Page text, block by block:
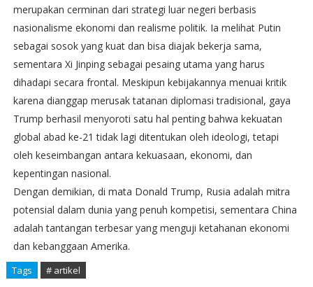
merupakan cerminan dari strategi luar negeri berbasis
nasionalisme ekonomi dan realisme politik. Ia melihat Putin
sebagai sosok yang kuat dan bisa diajak bekerja sama,
sementara Xi Jinping sebagai pesaing utama yang harus
dihadapi secara frontal. Meskipun kebijakannya menuai kritik
karena dianggap merusak tatanan diplomasi tradisional, gaya
Trump berhasil menyoroti satu hal penting bahwa kekuatan
global abad ke-21 tidak lagi ditentukan oleh ideologi, tetapi
oleh keseimbangan antara kekuasaan, ekonomi, dan
kepentingan nasional.
Dengan demikian, di mata Donald Trump, Rusia adalah mitra
potensial dalam dunia yang penuh kompetisi, sementara China
adalah tantangan terbesar yang menguji ketahanan ekonomi
dan kebanggaan Amerika.
Tags # artikel